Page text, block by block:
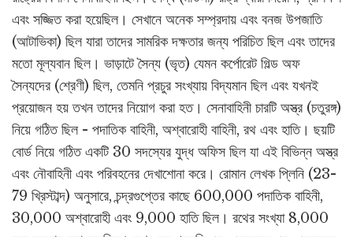
এবং সজ্জিত করা হয়েছিল। সেখানে অনেক সম্প্রদায় এবং বনজ উপজাতি
(আটাভিকা) ছিল যারা তাদের সামরিক দক্ষতার জন্য পরিচিত ছিল এবং তাদের
মতো মূল্যবান ছিল। ভাড়াটে সৈন্য (ভৃত) যেমন কর্পোরেট গিল্ড অফ
সৈন্যদের (শ্রেণী) ছিল, তেমনি প্রচুর সংখ্যায় বিদ্যমান ছিল এবং যখনই
প্রয়োজন হয় তখন তাদের নিয়োগ করা হত। সেনাবাহিনী চারটি অস্ত্র (চতুরঙ্গ)
নিয়ে গঠিত ছিল - পদাতিক বাহিনী, অশ্বারোহী বাহিনী, রথ এবং হাতি। ছয়টি
বোর্ড নিয়ে গঠিত একটি 30 সদস্যের যুদ্ধ অফিস ছিল যা এই বিভিন্ন অস্ত্র
এবং নৌবাহিনী এবং পরিবহনের দেখাশোনা করে। রোমান লেখক প্লিনি (23-
79 খ্রিস্টাব্দ) অনুসারে, চন্দ্রগুপ্তের কাছে 600,000 পদাতিক বাহিনী,
30,000 অশ্বারোহী এবং 9,000 হাতি ছিল। রথের সংখ্যা 8,000